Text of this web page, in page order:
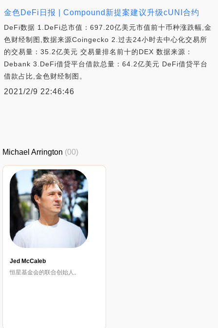
金色DeFi日报 | Compound新提案建议升级cUNI合约
DeFi数据 1.DeFi总市值：697.20亿美元市值前十币种涨跌幅,金
色财经制图,数据来源Coingecko 2.过去24小时去中心化交易所
的交易量：35.2亿美元 交易量排名前十的DEX 数据来源：
Debank 3.DeFi借贷平台借款总量：64.2亿美元 DeFi借贷平台
借款占比,金色财经制图。
2021/2/9 22:46:46
Michael Arrington (00)
Jed McCaleb
恒星基金会的联合创始人。